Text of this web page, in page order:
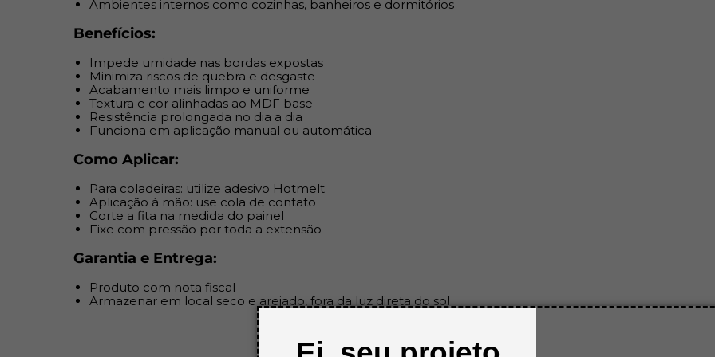
Ambientes internos como cozinhas, banheiros e dormitórios
Benefícios:
Impede umidade nas bordas expostas
Minimiza riscos de quebra e desgaste
Acabamento mais limpo e uniforme
Textura e cor alinhadas ao MDF base
Resistência prolongada no dia a dia
Funciona em aplicação manual ou automática
Como Aplicar:
Para coladeiras: utilize adesivo Hotmelt
Aplicação à mão: use cola de contato
Corte a fita na medida do painel
Fixe com pressão por toda a extensão
Garantia e Entrega:
Produto com nota fiscal
Armazenar em local seco e arejado, fora da luz direta do sol